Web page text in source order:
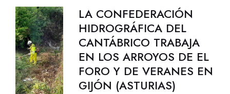
LA CONFEDERACIÓN
HIDROGRÁFICA DEL
CANTÁBRICO TRABAJA
EN LOS ARROYOS DE EL
FORO Y DE VERANES EN
GIJÓN (ASTURIAS)